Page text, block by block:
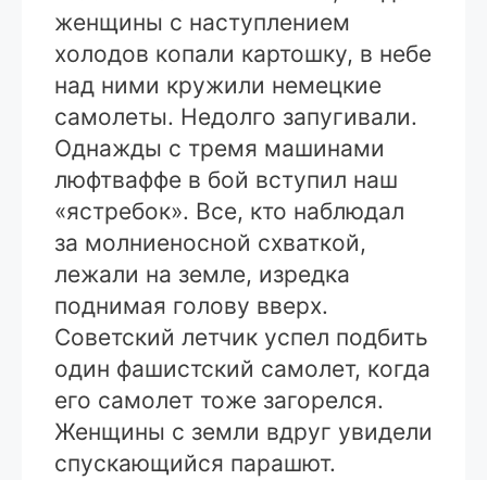
женщины с наступлением
холодов копали картошку, в небе
над ними кружили немецкие
самолеты. Недолго запугивали.
Однажды с тремя машинами
люфтваффе в бой вступил наш
«ястребок». Все, кто наблюдал
за молниеносной схваткой,
лежали на земле, изредка
поднимая голову вверх.
Советский летчик успел подбить
один фашистский самолет, когда
его самолет тоже загорелся.
Женщины с земли вдруг увидели
спускающийся парашют.